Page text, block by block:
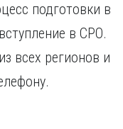
подготовки в
в СРО.
всех регионов и